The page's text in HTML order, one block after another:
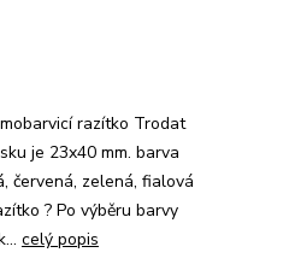
razítko Trodat
je 23x40 mm. barva
červená, zelená, fialová
? Po výběru barvy
celý popis